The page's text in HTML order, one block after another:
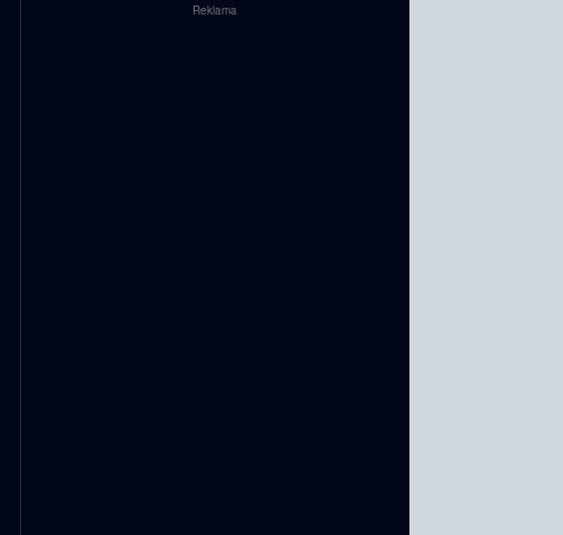
Reklama